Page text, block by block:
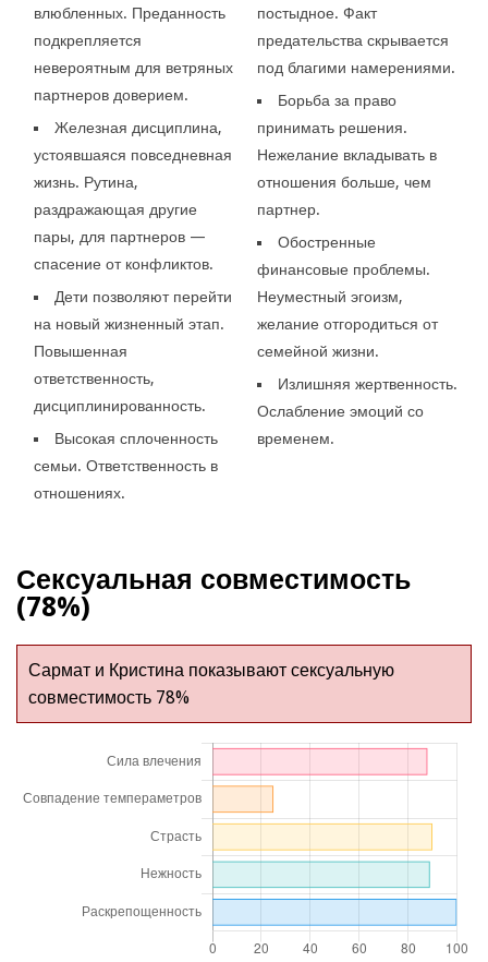
влюбленных. Преданность
подкрепляется
невероятным для ветряных
партнеров доверием.
Железная дисциплина,
устоявшаяся повседневная
жизнь. Рутина,
раздражающая другие
пары, для партнеров —
спасение от конфликтов.
Дети позволяют перейти
на новый жизненный этап.
Повышенная
ответственность,
дисциплинированность.
Высокая сплоченность
семьи. Ответственность в
отношениях.
постыдное. Факт
предательства скрывается
под благими намерениями.
Борьба за право
принимать решения.
Нежелание вкладывать в
отношения больше, чем
партнер.
Обостренные
финансовые проблемы.
Неуместный эгоизм,
желание отгородиться от
семейной жизни.
Излишняя жертвенность.
Ослабление эмоций со
временем.
Сексуальная совместимость
(78%)
Сармат и Кристина показывают сексуальную
совместимость 78%